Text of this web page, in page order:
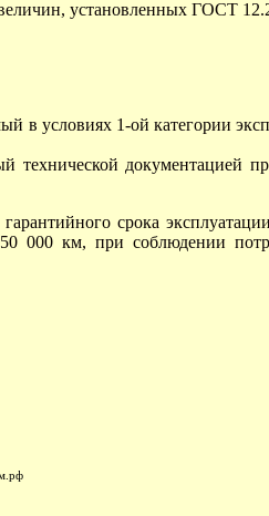
установленных ГОСТ
в условиях 1-ой категории
документацией
срока
000 км, при соблюдении